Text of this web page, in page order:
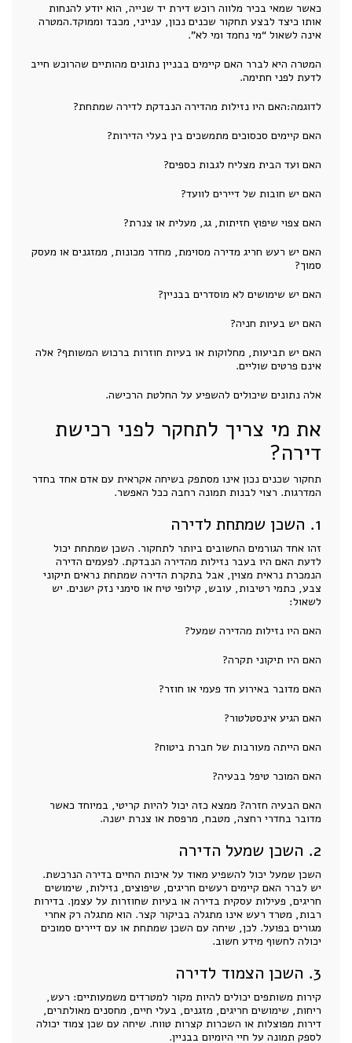
כאשר שמאי בכיר מלווה רוכש דירת יד שנייה, הוא יודע להנחות
אותו כיצד לבצע תחקור שכנים נכון, ענייני, מכבד וממוקד.המטרה
אינה לשאול “מי נחמד ומי לא”.
המטרה היא לברר האם קיימים בבניין נתונים מהותיים שהרוכש חייב
לדעת לפני חתימה.
לדוגמה:האם היו נזילות מהדירה הנבדקת לדירה שמתחת?
האם קיימים סכסוכים מתמשכים בין בעלי הדירות?
האם ועד הבית מצליח לגבות כספים?
האם יש חובות של דיירים לוועד?
האם צפוי שיפוץ חזיתות, גג, מעלית או צנרת?
האם יש רעש חריג מדירה מסוימת, מחדר מכונות, ממזגנים או מעסק
סמוך?
האם יש שימושים לא מוסדרים בבניין?
האם יש בעיות חניה?
האם יש תביעות, מחלוקות או בעיות חוזרות ברכוש המשותף? אלה
אינם פרטים שוליים.
אלה נתונים שיכולים להשפיע על החלטת הרכישה.
את מי צריך לתחקר לפני רכישת
דירה?
תחקור שכנים נכון אינו מסתפק בשיחה אקראית עם אדם אחד בחדר
המדרגות. רצוי לבנות תמונה רחבה ככל האפשר.
1. השכן שמתחת לדירה
זהו אחד הגורמים החשובים ביותר לתחקור. השכן שמתחת יכול
לדעת האם היו בעבר נזילות מהדירה הנבדקת. לפעמים הדירה
הנמכרת נראית מצוין, אבל בתקרת הדירה שמתחת נראים תיקוני
צבע, כתמי רטיבות, עובש, קילופי טיח או סימני נזק ישנים. יש
לשאול:
האם היו נזילות מהדירה שמעל?
האם היו תיקוני תקרה?
האם מדובר באירוע חד פעמי או חוזר?
האם הגיע אינסטלטור?
האם הייתה מעורבות של חברת ביטוח?
האם המוכר טיפל בבעיה?
האם הבעיה חזרה? ממצא כזה יכול להיות קריטי, במיוחד כאשר
מדובר בחדרי רחצה, מטבח, מרפסת או צנרת ישנה.
2. השכן שמעל הדירה
השכן שמעל יכול להשפיע מאוד על איכות החיים בדירה הנרכשת.
יש לברר האם קיימים רעשים חריגים, שיפוצים, נזילות, שימושים
חריגים, פעילות עסקית בדירה או בעיות שחוזרות על עצמן. בדירות
רבות, מטרד רעש אינו מתגלה בביקור קצר. הוא מתגלה רק אחרי
מגורים בפועל. לכן, שיחה עם השכן שמתחת או עם דיירים סמוכים
יכולה לחשוף מידע חשוב.
3. השכן הצמוד לדירה
קירות משותפים יכולים להיות מקור למטרדים משמעותיים: רעש,
ריחות, שימושים חריגים, מזגנים, בעלי חיים, מחסנים מאולתרים,
דירות מפוצלות או השכרות קצרות טווח. שיחה עם שכן צמוד יכולה
לספק תמונה על חיי היומיום בבניין.